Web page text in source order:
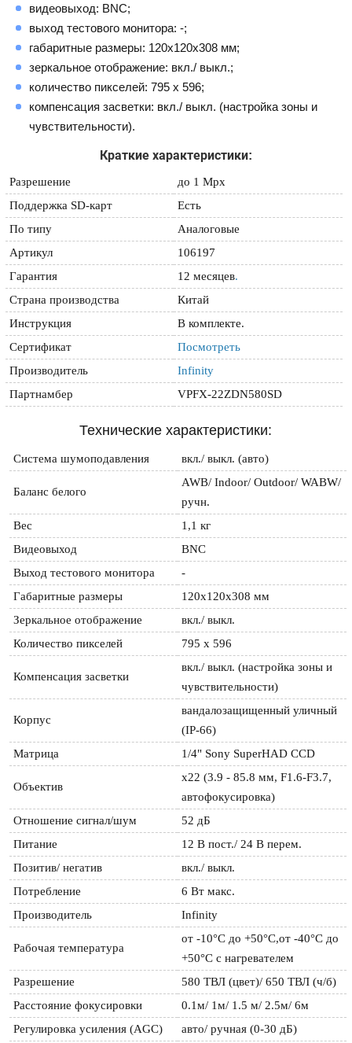
видеовыход: BNC;
выход тестового монитора: -;
габаритные размеры: 120x120x308 мм;
зеркальное отображение: вкл./ выкл.;
количество пикселей: 795 х 596;
компенсация засветки: вкл./ выкл. (настройка зоны и
чувствительности).
Краткие характеристики:
Разрешение
до 1 Mpx
Поддержка SD-карт
Есть
По типу
Аналоговые
Артикул
106197
Гарантия
12 месяцев.
Страна производства
Китай
Инструкция
В комплекте.
Сертификат
Посмотреть
Производитель
Infinity
Партнамбер
VPFX-22ZDN580SD
Технические характеристики:
Cистема шумоподавления вкл./ выкл. (авто)
Баланс белого
AWB/ Indoor/ Outdoor/ WABW/
ручн.
Вес
1,1 кг
Видеовыход
BNC
Выход тестового монитора
-
Габаритные размеры
120x120x308 мм
Зеркальное отображение
вкл./ выкл.
Количество пикселей
795 х 596
Компенсация засветки
вкл./ выкл. (настройка зоны и
чувствительности)
Корпус
вандалозащищенный уличный
(IP-66)
Матрица
1/4" Sony SuperHAD CCD
Объектив
х22 (3.9 - 85.8 мм, F1.6-F3.7,
автофокусировка)
Отношение сигнал/шум
52 дБ
Питание
12 В пост./ 24 В перем.
Позитив/ негатив
вкл./ выкл.
Потребление
6 Вт макс.
Производитель
Infinity
Рабочая температура
от -10°С до +50°С,от -40°С до
+50°С с нагревателем
Разрешение
580 ТВЛ (цвет)/ 650 ТВЛ (ч/б)
Расстояние фокусировки
0.1м/ 1м/ 1.5 м/ 2.5м/ 6м
Регулировка усиления (AGC)
авто/ ручная (0-30 дБ)